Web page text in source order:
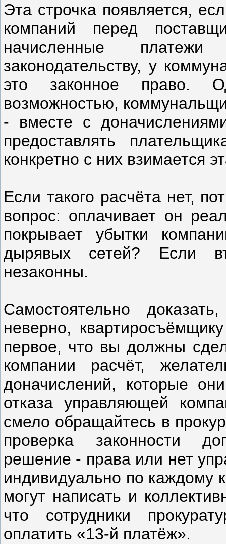
Эта строчка появляется,
компаний перед
начисленные
законодательству, у
это законное право.
возможностью,
- вместе с
предоставлять
конкретно с них взимается
Если такого расчёта нет,
вопрос: оплачивает он
покрывает убытки
дырявых сетей? Если
незаконны.
Самостоятельно
неверно,
первое, что вы должны
компании расчёт,
доначислений, которые
отказа управляющей
смело обращайтесь в
проверка законности
решение - права или нет
индивидуально по каждому
могут написать и
что сотрудники
оплатить «13-й платёж».